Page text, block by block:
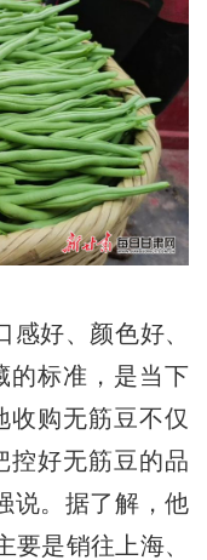
好、颜色好、
的标准，是当下
收购无筋豆不仅
控好无筋豆的品
说。据了解，他
是销往上海、